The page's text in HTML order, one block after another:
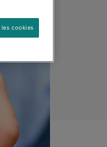
cookies